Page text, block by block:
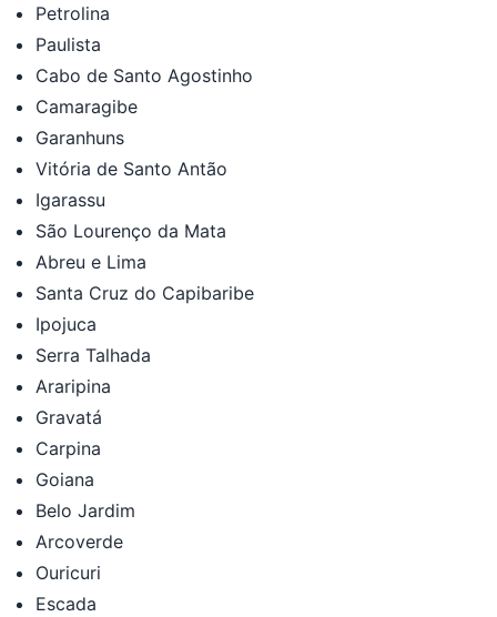
Petrolina
Paulista
Cabo de Santo Agostinho
Camaragibe
Garanhuns
Vitória de Santo Antão
Igarassu
São Lourenço da Mata
Abreu e Lima
Santa Cruz do Capibaribe
Ipojuca
Serra Talhada
Araripina
Gravatá
Carpina
Goiana
Belo Jardim
Arcoverde
Ouricuri
Escada